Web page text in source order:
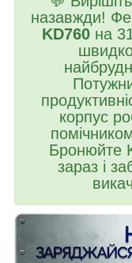
назавжди!
KD760на
корпус
Бронюйте
зараз і